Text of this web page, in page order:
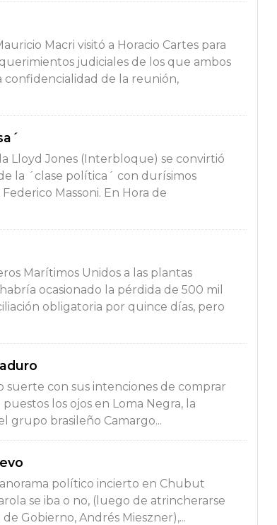
Macri visitó a Horacio Cartes para
judiciales de los que ambos
confidencialidad de la reunión,
Lloyd Jones (Interbloque) se convirtió
la ´clase política´ con durísimos
Massoni. En Hora de
Marítimos Unidos a las plantas
ocasionado la pérdida de 500 mil
obligatoria por quince días, pero
suerte con sus intenciones de comprar
los ojos en Loma Negra, la
grupo brasileño Camargo...
político incierto en Chubut
se iba o no, (luego de atrincherarse
Gobierno, Andrés Mieszner),...